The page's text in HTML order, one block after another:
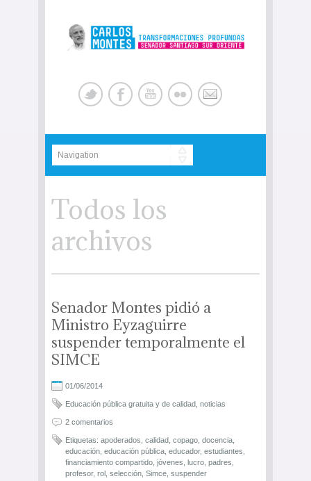
Todos los
archivos
Senador Montes pidió a
Ministro Eyzaguirre
suspender temporalmente el
SIMCE
01/06/2014
Educación pública gratuita y de calidad noticias
2 comentarios
Etiquetas: apoderados calidad copago docencia
educación educación pública educador, estudiantes
financiamiento compartido jóvenes lucro padres
profesor, rol selección Simce suspender